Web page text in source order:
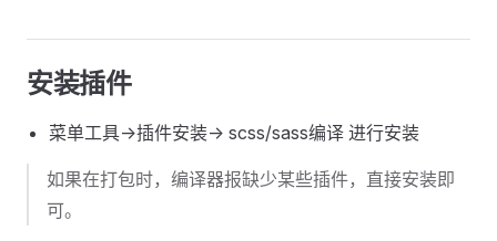
安装插件
菜单工具->插件安装-> scss/sass编译 进行安装
如果在打包时，编译器报缺少某些插件，直接安装即
可。